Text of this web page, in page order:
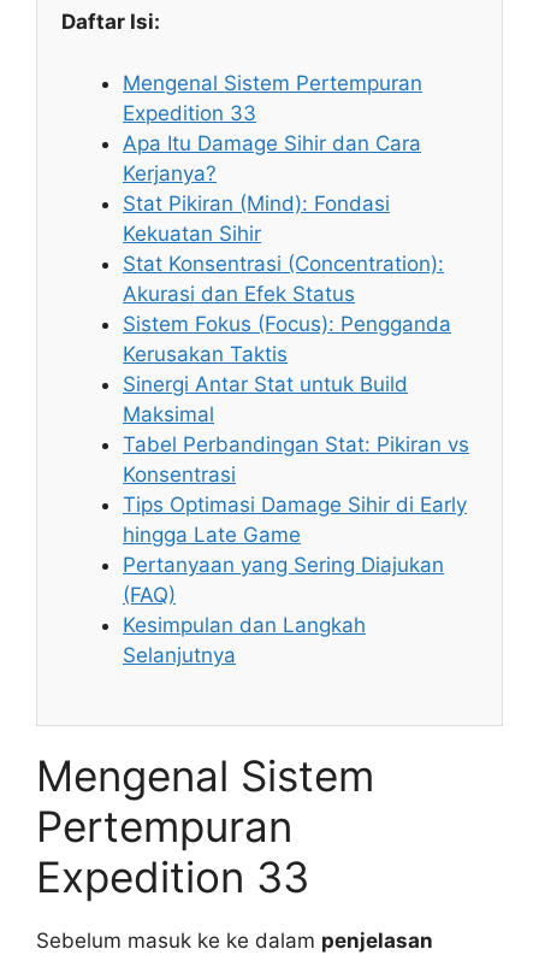
Daftar Isi:
Mengenal Sistem Pertempuran
Expedition 33
Apa Itu Damage Sihir dan Cara
Kerjanya?
Stat Pikiran (Mind): Fondasi
Kekuatan Sihir
Stat Konsentrasi (Concentration):
Akurasi dan Efek Status
Sistem Fokus (Focus): Pengganda
Kerusakan Taktis
Sinergi Antar Stat untuk Build
Maksimal
Tabel Perbandingan Stat: Pikiran vs
Konsentrasi
Tips Optimasi Damage Sihir di Early
hingga Late Game
Pertanyaan yang Sering Diajukan
(FAQ)
Kesimpulan dan Langkah
Selanjutnya
Mengenal Sistem
Pertempuran
Expedition 33
Sebelum masuk ke ke dalam penjelasan